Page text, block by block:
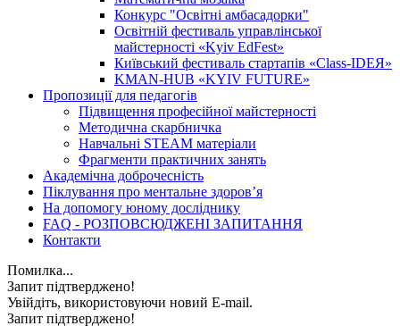
Конкурс "Освітні амбасадорки"
Освітній фестиваль управлінської
майстерності «Kyiv EdFest»
Київський фестиваль стартапів «Class-IDEЯ»
KMAN-HUB «KYIV FUTURE»
Пропозиції для педагогів
Підвищення професійної майстерності
Методична скарбничка
Навчальні STEAM матеріали
Фрагменти практичних занять
Академічна доброчесність
Піклування про ментальне здоровʼя
На допомогу юному досліднику
FAQ - РОЗПОВСЮДЖЕНІ ЗАПИТАННЯ
Контакти
Помилка...
Запит підтверджено!
Увійдіть, використовуючи новий E-mail.
Запит підтверджено!